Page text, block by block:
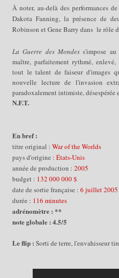
À noter, au-delà des performances
Dakota Fanning, la présence de
Robinson et Gene Barry dans le rôle
La Guerre des Mondes s'impose
maître, parfaitement rythmé,
tout le talent de faiseur d'images
nouvelle lecture de l'invasion
paradoxalement intimiste, désespérée
N.F.T.
En bref :
titre original : War of the Worlds
pays d'origine : États-Unis
année de production : 2005
budget : 132 000 000 $
date de sortie française : 6 juillet 2005
durée : 116 minutes
adrénomètre : **
note globale : 4.5/5
Le flip : Sorti de terre, l'envahisseur